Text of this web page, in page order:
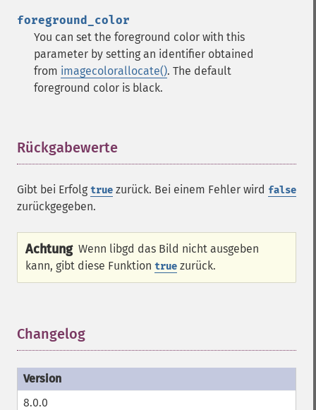
foreground_color
You can set the foreground color with this
parameter by setting an identifier obtained
from imagecolorallocate(). The default
foreground color is black.
Rückgabewerte
Gibt bei Erfolg true zurück. Bei einem Fehler wird false
zurückgegeben.
Achtung Wenn libgd das Bild nicht ausgeben
kann, gibt diese Funktion true zurück.
Changelog
8.0.0